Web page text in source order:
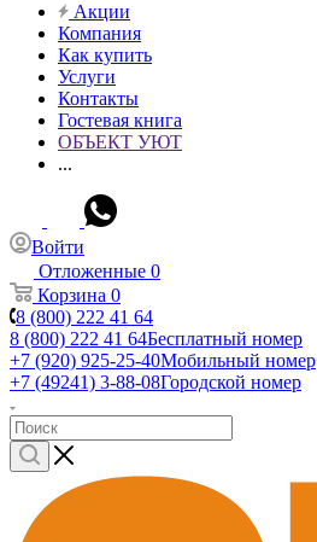
Акции
Компания
Как купить
Услуги
Контакты
Гостевая книга
ОБЪЕКТ УЮТ
...
Войти
Отложенные 0
Корзина 0
8 (800) 222 41 64
8 (800) 222 41 64Бесплатный номер
+7 (920) 925-25-40Мобильный номер
+7 (49241) 3-88-08Городской номер